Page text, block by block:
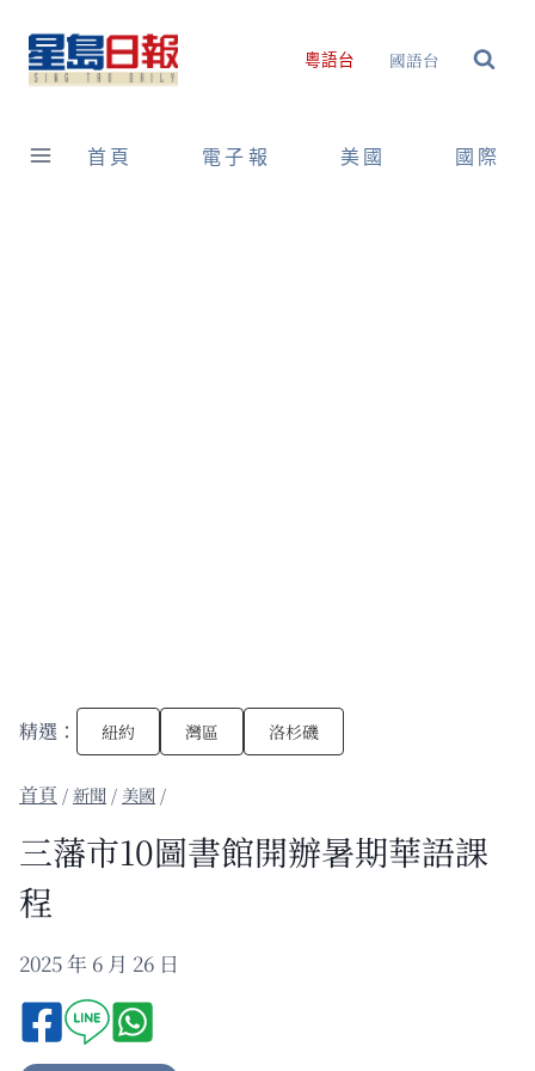
content
粵語台 國語台
首頁 電子報 美國 國際
精選： 紐約 灣區 洛杉磯
/新聞 / 美國 /
三藩市10圖書館開辦暑期華語課
程
2025 年 6 月 26 日